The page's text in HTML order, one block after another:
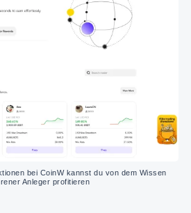
bei CoinW kannst du von dem Wissen
Anleger profitieren